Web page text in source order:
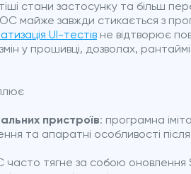
стани застосунку та більш
майже завжди стикається з
UI-тестів не відтворює
у прошивці, дозволах,
пристроїв: програмна
та апаратні особливості
часто тягне за собою оновлення